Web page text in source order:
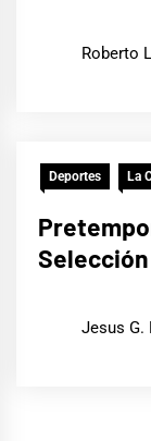
Roberto
Deportes La
Jesus G.